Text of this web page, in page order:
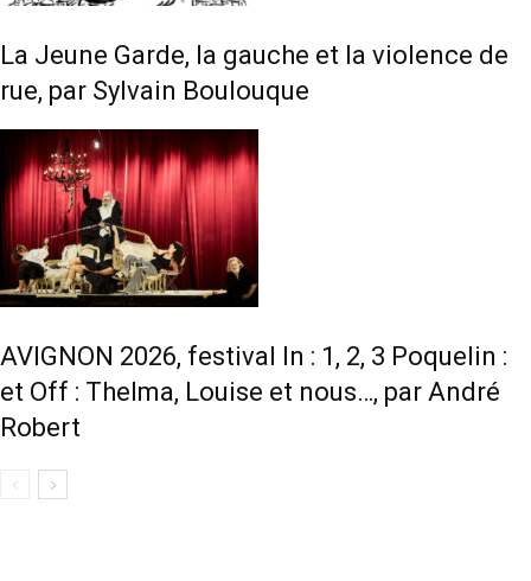
La Jeune Garde, la gauche et la violence de
rue, par Sylvain Boulouque
AVIGNON 2026, festival In : 1, 2, 3 Poquelin :
et Off : Thelma, Louise et nous…, par André
Robert